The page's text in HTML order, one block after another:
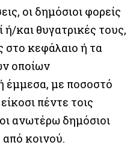
οι δημόσιοι φορείς
ή/και θυγατρικές τους,
στο κεφάλαιο ή τα
οποίων
έμμεσα, με ποσοστό
πέντε τοις
ανωτέρω δημόσιοι
κοινού.